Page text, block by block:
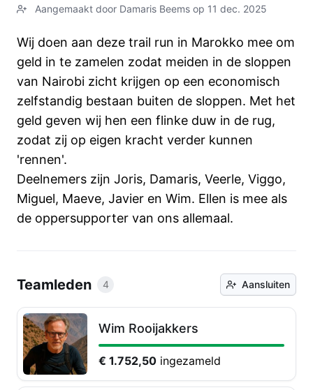
Aangemaakt door Damaris Beems op 11 dec. 2025
Wij doen aan deze trail run in Marokko mee om
geld in te zamelen zodat meiden in de sloppen
van Nairobi zicht krijgen op een economisch
zelfstandig bestaan buiten de sloppen. Met het
geld geven wij hen een flinke duw in de rug,
zodat zij op eigen kracht verder kunnen
'rennen'.
Deelnemers zijn Joris, Damaris, Veerle, Viggo,
Miguel, Maeve, Javier en Wim. Ellen is mee als
de oppersupporter van ons allemaal.
Teamleden 4 Aansluiten
Wim Rooijakkers
€ 1.752,50ingezameld